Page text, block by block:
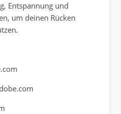
Entspannung und
um deinen Rücken